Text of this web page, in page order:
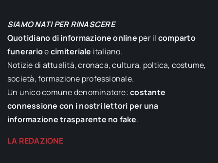
SIAMO NATI PER RINASCERE
Quotidiano di informazione online per il comparto
funerarioecimiteriale italiano.
Notizie di attualità, cronaca, cultura, poltica, costume,
società, formazione professionale.
Un unico comune denominatore:costante
connessione con i nostri lettori per una
informazione trasparente no fake.
LA REDAZIONE